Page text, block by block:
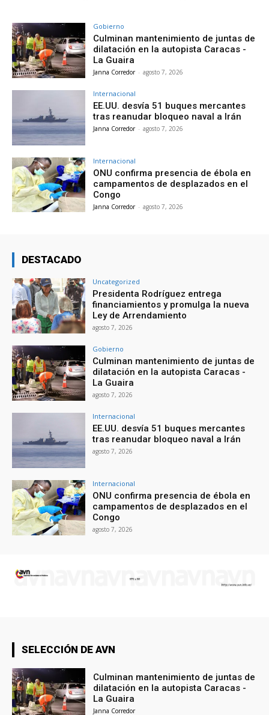
Gobierno
Culminan mantenimiento de juntas de
dilatación en la autopista Caracas -
La Guaira
Janna Corredor - agosto 7, 2026
Internacional
EE.UU. desvía 51 buques mercantes
tras reanudar bloqueo naval a Irán
Janna Corredor - agosto 7, 2026
Internacional
ONU confirma presencia de ébola en
campamentos de desplazados en el
Congo
Janna Corredor - agosto 7, 2026
DESTACADO
Uncategorized
Presidenta Rodríguez entrega
financiamientos y promulga la nueva
Ley de Arrendamiento
agosto 7, 2026
Gobierno
Culminan mantenimiento de juntas de
dilatación en la autopista Caracas -
La Guaira
agosto 7, 2026
Internacional
EE.UU. desvía 51 buques mercantes
tras reanudar bloqueo naval a Irán
agosto 7, 2026
Internacional
ONU confirma presencia de ébola en
campamentos de desplazados en el
Congo
agosto 7, 2026
SELECCIÓN DE AVN
Culminan mantenimiento de juntas de
dilatación en la autopista Caracas -
La Guaira
Janna Corredor